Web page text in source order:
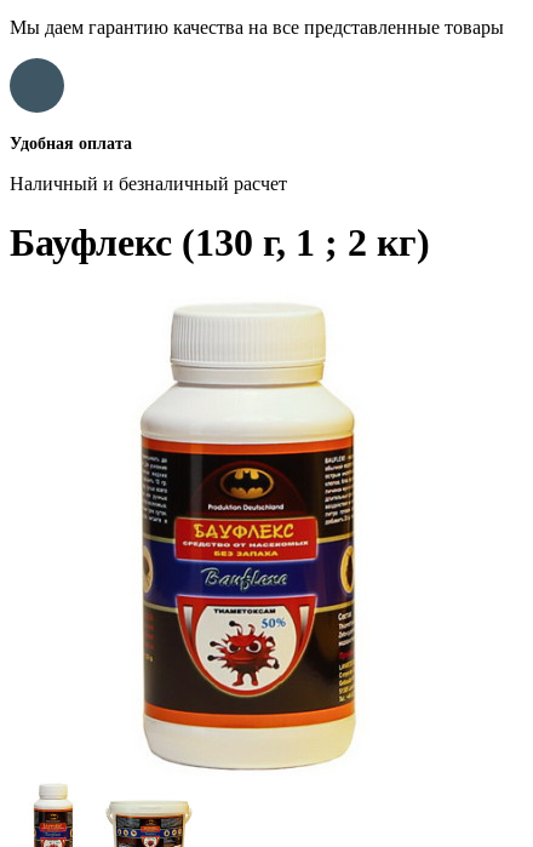
Мы даем гарантию качества на все представленные товары
Удобная оплата
Наличный и безналичный расчет
Бауфлекс (130 г, 1 ; 2 кг)